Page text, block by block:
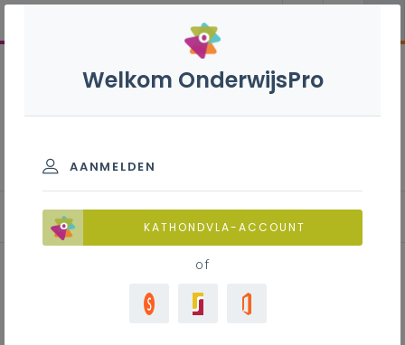
Instructiefilmpjes en handleidingen
Welkom OnderwijsPro
AANMELDEN
KATHONDVLA-ACCOUNT
of